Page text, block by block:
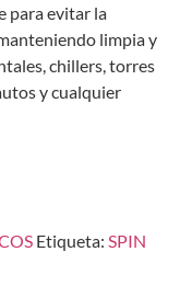
para evitar la
limpia y
chillers, torres
y cualquier
Etiqueta: SPIN